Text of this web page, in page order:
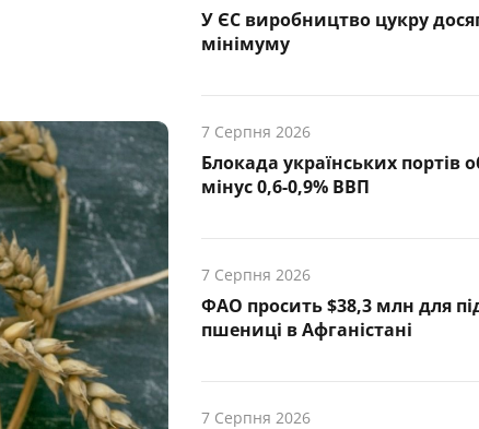
У ЄС виробництво цукру
мінімуму
7 Серпня 2026
Блокада українських портів
мінус 0,6-0,9% ВВП
7 Серпня 2026
ФАО просить $38,3 млн для
пшениці в Афганістані
7 Серпня 2026